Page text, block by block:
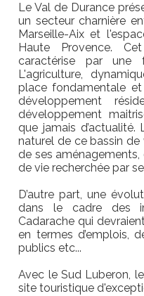
Le Val de Durance
un secteur charnière
Marseille-Aix et
Haute Provence.
caractérise par une
L'agriculture,
place fondamentale
développement
développement
que jamais
naturel de ce bassin
de ses
de vie recherchée par
D’autre part, une
dans le cadre des
Cadarache qui
en termes d’emplois,
publics etc...
Avec le Sud Luberon,
site touristique